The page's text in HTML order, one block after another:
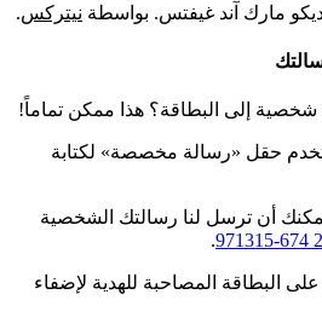
نيتركس.
إلى البطاقة؟ هذا ممكن تماماً!
حقل «رسالة مخصصة» لكتابة
أن ترسل لنا رسالتك الشخصية
.
البطاقة المصاحبة للهدية لإضفاء